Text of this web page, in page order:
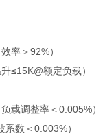
率＞92%）
≤15K@额定负载）
载调整率＜0.005%）
数＜0.003%）